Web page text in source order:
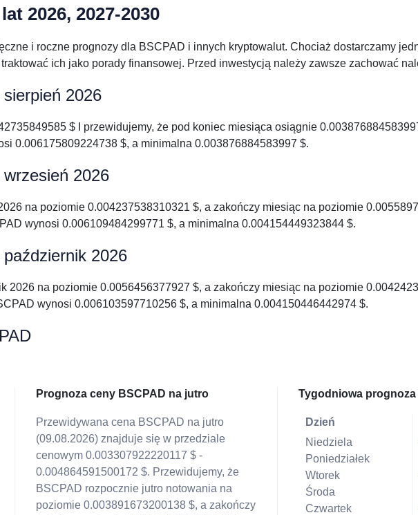
2026, 2027-2030
i roczne prognozy dla BSCPAD i innych kryptowalut. Chociaż dostarczamy
ich jako porady finansowej. Przed inwestycją należy zawsze zachować
2026
$ I przewidujemy, że pod koniec miesiąca osiągnie
0.006175809224738 $, a minimalna 0.003876884583997 $.
2026
na poziomie 0.004237538310321 $, a zakończy miesiąc na poziomie
wynosi 0.006109484299771 $, a minimalna 0.004154449323844 $.
2026
2026 na poziomie 0.0056456377927 $, a zakończy miesiąc na poziomie
wynosi 0.006103597710256 $, a minimalna 0.004150446442974 $.
Prognoza ceny BSCPAD na jutro
Przewidywana cena BSCPAD na jutro
(09.08.2026) znajduje się w przedziale
cenowym 0.003307922220117 $ -
0.004864591500172 $. Przewidujemy, że
BSCPAD rozpocznie jutro notowania na
poziomie 0.003891673200138 $, a zakończy
Tygodniowa prognoza
Dzień
Niedziela
Poniedziałek
Wtorek
Środa
Czwartek